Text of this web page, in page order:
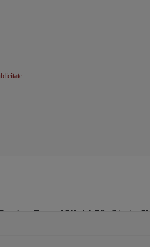
FemeiClick! Sănătate